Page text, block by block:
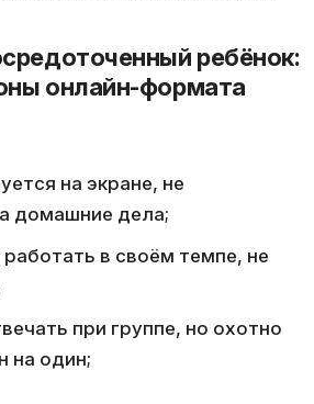
ребёнок:
онлайн-формата
на экране, не
домашние дела;
в своём темпе, не
при группе, но охотно
на один;